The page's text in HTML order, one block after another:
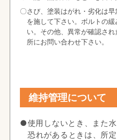
〇さび、塗装はがれ・劣化は
を施して下さい。ボルトの
い。その他、異常が確認さ
所にお問い合わせ下さい。
維持管理について
●使用しないとき、また
恐れがあるときは、所